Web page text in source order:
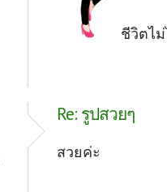
ชีวิตไ
Re: รูปสวยๆ
สวยค่ะ